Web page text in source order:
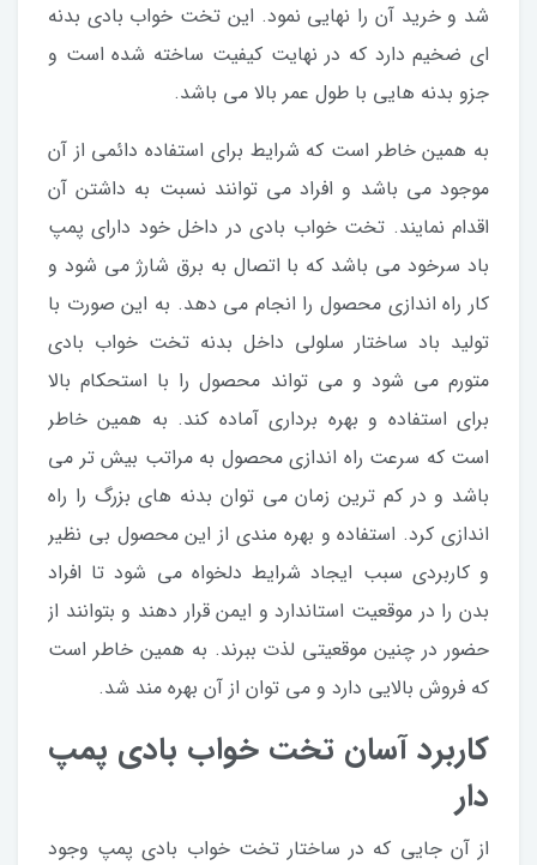
شد و خرید آن را نهایی نمود. این تخت خواب بادی بدنه
ای ضخیم دارد که در نهایت کیفیت ساخته شده است و
جزو بدنه هایی با طول عمر بالا می باشد.
به همین خاطر است که شرایط برای استفاده دائمی از آن
موجود می باشد و افراد می توانند نسبت به داشتن آن
اقدام نمایند. تخت خواب بادی در داخل خود دارای پمپ
باد سرخود می باشد که با اتصال به برق شارژ می شود و
کار راه اندازی محصول را انجام می دهد. به این صورت با
تولید باد ساختار سلولی داخل بدنه تخت خواب بادی
متورم می شود و می تواند محصول را با استحکام بالا
برای استفاده و بهره برداری آماده کند. به همین خاطر
است که سرعت راه اندازی محصول به مراتب بیش تر می
باشد و در کم ترین زمان می توان بدنه های بزرگ را راه
اندازی کرد. استفاده و بهره مندی از این محصول بی نظیر
و کاربردی سبب ایجاد شرایط دلخواه می شود تا افراد
بدن را در موقعیت استاندارد و ایمن قرار دهند و بتوانند از
حضور در چنین موقعیتی لذت ببرند. به همین خاطر است
که فروش بالایی دارد و می توان از آن بهره مند شد.
کاربرد آسان تخت خواب بادی پمپ
دار
از آن جایی که در ساختار تخت خواب بادی پمپ وجود